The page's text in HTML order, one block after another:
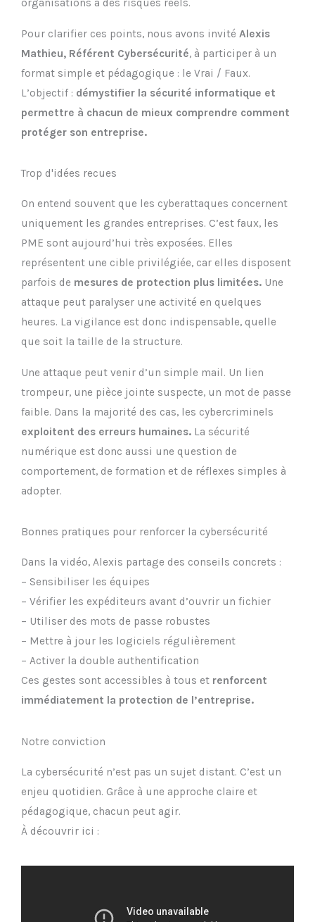
organisations à des risques réels.
Pour clarifier ces points, nous avons invité Alexis
Mathieu, Référent Cybersécurité, à participer à un
format simple et pédagogique : le Vrai / Faux.
L’objectif : démystifier la sécurité informatique et
permettre à chacun de mieux comprendre comment
protéger son entreprise.
Trop d'idées recues
On entend souvent que les cyberattaques concernent
uniquement les grandes entreprises. C’est faux, les
PME sont aujourd’hui très exposées. Elles
représentent une cible privilégiée, car elles disposent
parfois de mesures de protection plus limitées. Une
attaque peut paralyser une activité en quelques
heures. La vigilance est donc indispensable, quelle
que soit la taille de la structure.
Une attaque peut venir d’un simple mail. Un lien
trompeur, une pièce jointe suspecte, un mot de passe
faible. Dans la majorité des cas, les cybercriminels
exploitent des erreurs humaines. La sécurité
numérique est donc aussi une question de
comportement, de formation et de réflexes simples à
adopter.
Bonnes pratiques pour renforcer la cybersécurité
Dans la vidéo, Alexis partage des conseils concrets :
– Sensibiliser les équipes
– Vérifier les expéditeurs avant d’ouvrir un fichier
– Utiliser des mots de passe robustes
– Mettre à jour les logiciels régulièrement
– Activer la double authentification
Ces gestes sont accessibles à tous et renforcent
immédiatement la protection de l’entreprise.
Notre conviction
La cybersécurité n’est pas un sujet distant. C’est un
enjeu quotidien. Grâce à une approche claire et
pédagogique, chacun peut agir.
À découvrir ici :